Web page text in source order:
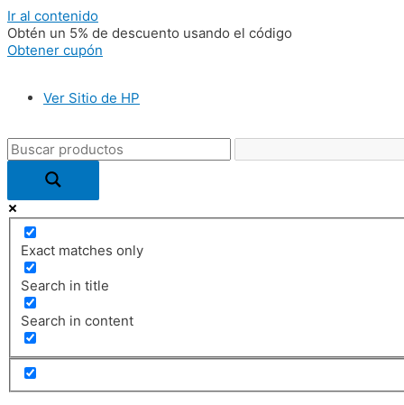
Ir al contenido
Obtén un 5% de descuento usando el código
Obtener cupón
Ver Sitio de HP
Exact matches only
Search in title
Search in content